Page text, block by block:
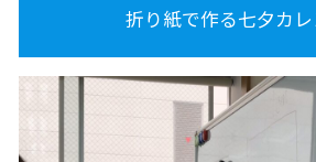
折り紙で作る七夕カ